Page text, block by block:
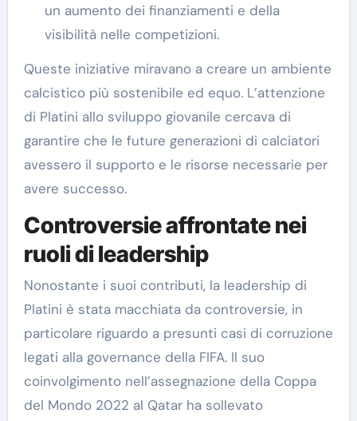
un aumento dei finanziamenti e della
visibilità nelle competizioni.
Queste iniziative miravano a creare un ambiente
calcistico più sostenibile ed equo. L’attenzione
di Platini allo sviluppo giovanile cercava di
garantire che le future generazioni di calciatori
avessero il supporto e le risorse necessarie per
avere successo.
Controversie affrontate nei
ruoli di leadership
Nonostante i suoi contributi, la leadership di
Platini è stata macchiata da controversie, in
particolare riguardo a presunti casi di corruzione
legati alla governance della FIFA. Il suo
coinvolgimento nell’assegnazione della Coppa
del Mondo 2022 al Qatar ha sollevato